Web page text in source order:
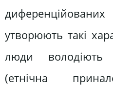
утворюють такі
люди володіють
(етнічна